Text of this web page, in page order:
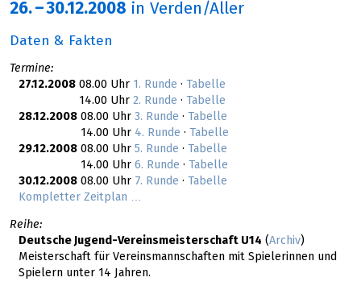
26. –30.12.2008 in Verden/Aller
Daten & Fakten
Termine:
27.12.200808.00 Uhr 1. Runde ·
Tabelle
14.00 Uhr 2. Runde ·
Tabelle
28.12.200808.00 Uhr 3. Runde ·
Tabelle
14.00 Uhr 4. Runde ·
Tabelle
29.12.200808.00 Uhr 5. Runde ·
Tabelle
14.00 Uhr 6. Runde ·
Tabelle
30.12.200808.00 Uhr 7. Runde ·
Tabelle
Kompletter Zeitplan …
Reihe:
Deutsche Jugend-Vereinsmeisterschaft U14 (Archiv)
Meisterschaft für Vereinsmannschaften mit Spielerinnen und
Spielern unter 14 Jahren.